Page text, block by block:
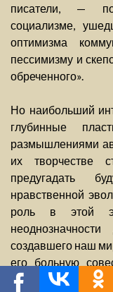
писатели, —
социализме,
оптимизма
пессимизму и
обреченного».
Но наибольший
глубинные
размышлениями
их творчестве
предугадать
нравственной
роль в этой
создавшего наш
его больную
пластами романов